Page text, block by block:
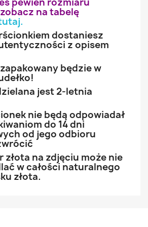
na tabelę
.
dostaniesz
z opisem
będzie w
jest 2-letnia
nie będą odpowiadał
do 14 dni
od jego odbioru
złota na zdjęciu może nie
w całości naturalnego
złota.